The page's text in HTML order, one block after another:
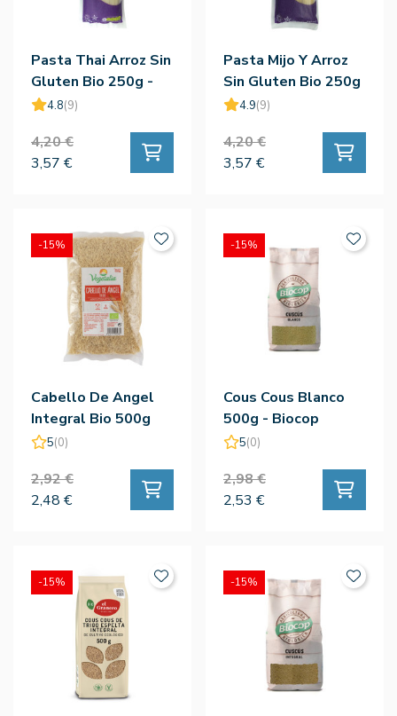
Pasta Thai Arroz Sin
Gluten Bio 250g -
King Sopa
4.8(9)
4,20 €
3,57 €
Pasta Mijo Y Arroz
Sin Gluten Bio 250g
- King Sopa
4.9(9)
4,20 €
3,57 €
Cabello De Angel
Integral Bio 500g
5(0)
2,92 €
2,48 €
-15%
Cous Cous Blanco
500g - Biocop
5(0)
2,98 €
2,53 €
-15%
-15% -15%